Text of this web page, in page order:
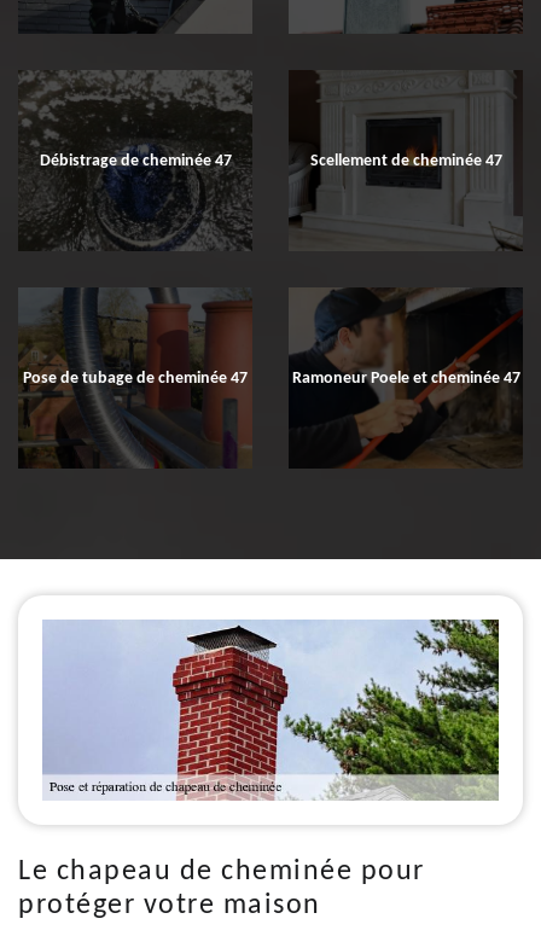
Débistrage de cheminée 47 Scellement de cheminée 47
Pose de tubage de cheminée 47 Ramoneur Poele et cheminée 47
Le chapeau de cheminée pour
protéger votre maison